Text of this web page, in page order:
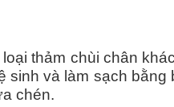
thảm chùi chân
sinh và làm sạch bằng
chén.